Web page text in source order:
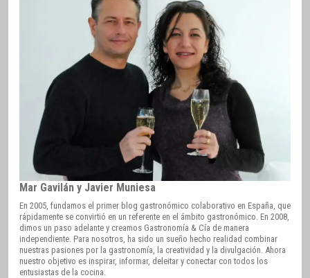
Mar Gavilán y Javier Muniesa
En 2005, fundamos el primer blog gastronómico colaborativo en España, que
rápidamente se convirtió en un referente en el ámbito gastronómico. En 2008,
dimos un paso adelante y creamos Gastronomía & Cía de manera
independiente. Para nosotros, ha sido un sueño hecho realidad combinar
nuestras pasiones por la gastronomía, la creatividad y la divulgación. Ahora
nuestro objetivo es inspirar, informar, deleitar y conectar con todos los
entusiastas de la cocina.